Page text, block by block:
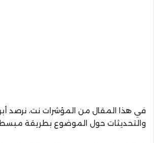
في هذا المقال من المؤشرات نت، نرصد
والتحديثات حول الموضوع بطريقة